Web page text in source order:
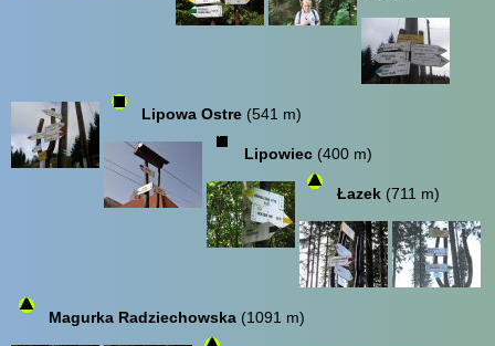
Lipowa Ostre (541 m)
Lipowiec (400 m)
Łazek (711 m)
Magurka Radziechowska (1091 m)